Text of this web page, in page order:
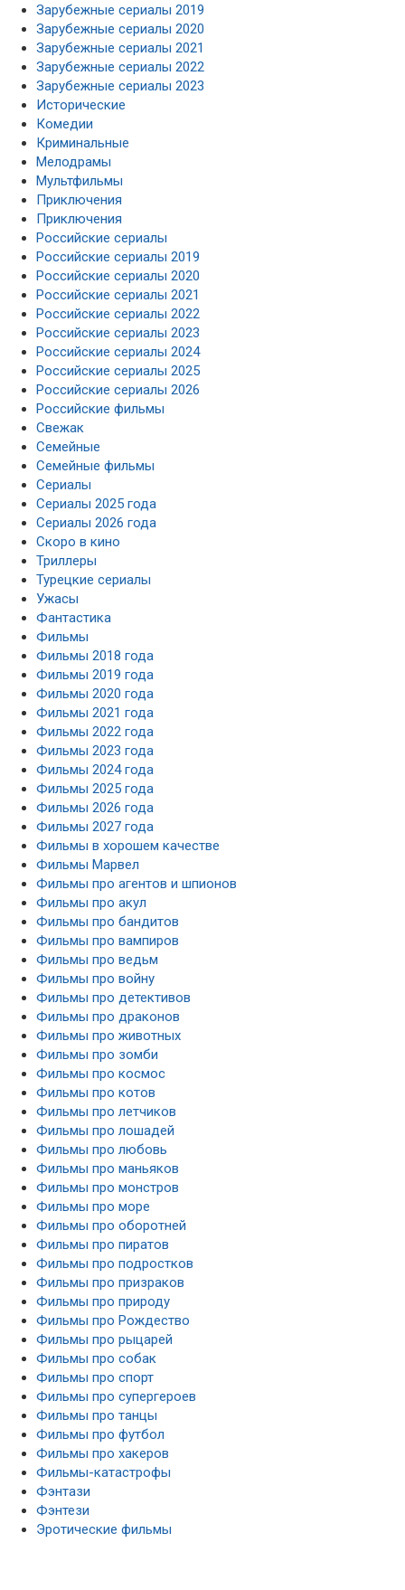
Зарубежные сериалы 2019
Зарубежные сериалы 2020
Зарубежные сериалы 2021
Зарубежные сериалы 2022
Зарубежные сериалы 2023
Исторические
Комедии
Криминальные
Мелодрамы
Мультфильмы
Приключения
Приключения
Российские сериалы
Российские сериалы 2019
Российские сериалы 2020
Российские сериалы 2021
Российские сериалы 2022
Российские сериалы 2023
Российские сериалы 2024
Российские сериалы 2025
Российские сериалы 2026
Российские фильмы
Свежак
Семейные
Семейные фильмы
Сериалы
Сериалы 2025 года
Сериалы 2026 года
Скоро в кино
Триллеры
Турецкие сериалы
Ужасы
Фантастика
Фильмы
Фильмы 2018 года
Фильмы 2019 года
Фильмы 2020 года
Фильмы 2021 года
Фильмы 2022 года
Фильмы 2023 года
Фильмы 2024 года
Фильмы 2025 года
Фильмы 2026 года
Фильмы 2027 года
Фильмы в хорошем качестве
Фильмы Марвел
Фильмы про агентов и шпионов
Фильмы про акул
Фильмы про бандитов
Фильмы про вампиров
Фильмы про ведьм
Фильмы про войну
Фильмы про детективов
Фильмы про драконов
Фильмы про животных
Фильмы про зомби
Фильмы про космос
Фильмы про котов
Фильмы про летчиков
Фильмы про лошадей
Фильмы про любовь
Фильмы про маньяков
Фильмы про монстров
Фильмы про море
Фильмы про оборотней
Фильмы про пиратов
Фильмы про подростков
Фильмы про призраков
Фильмы про природу
Фильмы про Рождество
Фильмы про рыцарей
Фильмы про собак
Фильмы про спорт
Фильмы про супергероев
Фильмы про танцы
Фильмы про футбол
Фильмы про хакеров
Фильмы-катастрофы
Фэнтази
Фэнтези
Эротические фильмы